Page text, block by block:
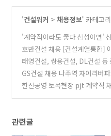
'건설워커 > 채용정보' 카테고
'계약직이라도 좋다 삼성이면'
장별 PJT계약직 채용
(0)
호반건설 채용 [건설계열통합]
모집
(0)
태영건설, 쌍용건설, DL건설 등
인력 채용 (0)
GS건설 채용 나주역 자이리버파
직(현장계약직)
(0)
한신공영 토목현장 pjt 계약직
관련글